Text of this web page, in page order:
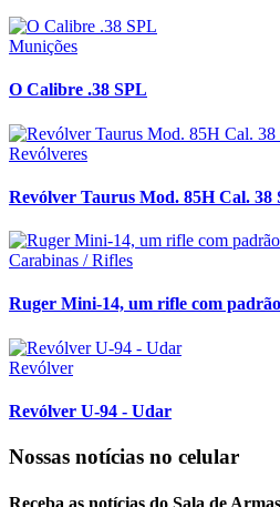
Munições
O Calibre .38 SPL
Revólveres
Revólver Taurus Mod. 85H Cal. 38
Carabinas / Rifles
Ruger Mini-14, um rifle com
Revólver
Revólver U-94 - Udar
Nossas notícias no celular
Receba as notícias do Sala de